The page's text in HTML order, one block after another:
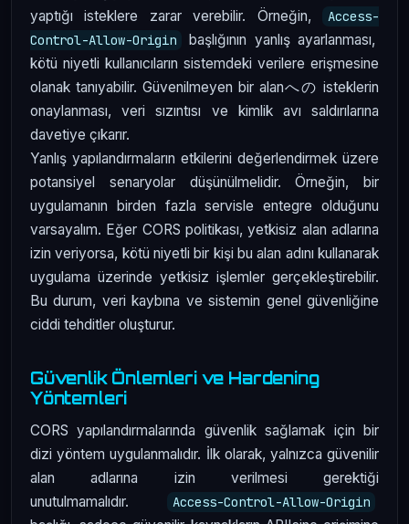
yaptığı isteklere zarar verebilir. Örneğin,
Access-
Control-Allow-Origin
başlığının yanlış ayarlanması,
kötü niyetli kullanıcıların sistemdeki verilere erişmesine
olanak tanıyabilir. Güvenilmeyen bir alanへの isteklerin
onaylanması, veri sızıntısı ve kimlik avı saldırılarına
davetiye çıkarır.
Yanlış yapılandırmaların etkilerini değerlendirmek üzere
potansiyel senaryolar düşünülmelidir. Örneğin, bir
uygulamanın birden fazla servisle entegre olduğunu
varsayalım. Eğer CORS politikası, yetkisiz alan adlarına
izin veriyorsa, kötü niyetli bir kişi bu alan adını kullanarak
uygulama üzerinde yetkisiz işlemler gerçekleştirebilir.
Bu durum, veri kaybına ve sistemin genel güvenliğine
ciddi tehditler oluşturur.
Güvenlik Önlemleri ve Hardening
Yöntemleri
CORS yapılandırmalarında güvenlik sağlamak için bir
dizi yöntem uygulanmalıdır. İlk olarak, yalnızca güvenilir
alan adlarına izin verilmesi gerektiği
unutulmamalıdır.
Access-Control-Allow-Origin